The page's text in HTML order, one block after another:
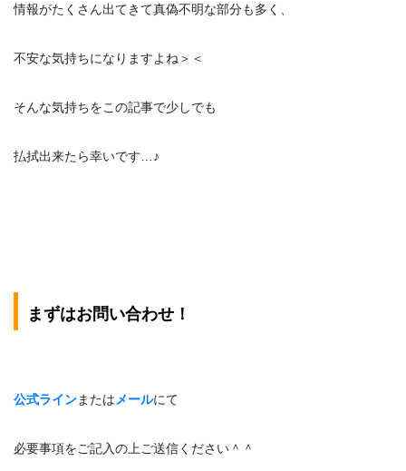
情報がたくさん出てきて真偽不明な部分も多く、
不安な気持ちになりますよね＞＜
そんな気持ちをこの記事で少しでも
払拭出来たら幸いです…♪
まずはお問い合わせ！
公式ラインまたは メールにて
必要事項をご記入の上ご送信ください＾＾